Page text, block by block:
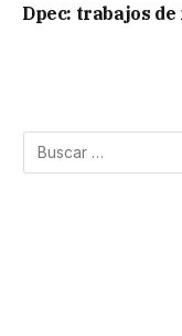
Dpec: trabajos